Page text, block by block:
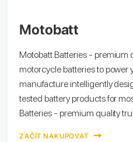
Motobatt
Motobatt Batteries - premium
motorcycle batteries to power
manufacture intelligently
tested battery products for
Batteries - premium quality
ZAČÍT NAKUPOVAT